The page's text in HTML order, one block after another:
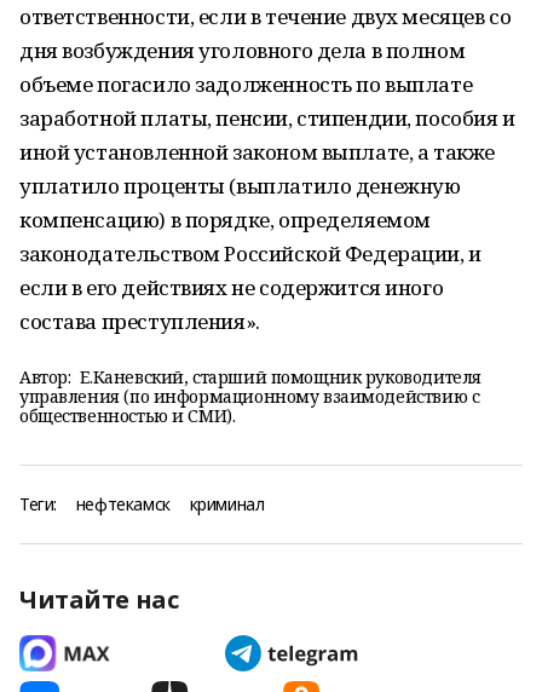
ответственности, если в течение двух месяцев со
дня возбуждения уголовного дела в полном
объеме погасило задолженность по выплате
заработной платы, пенсии, стипендии, пособия и
иной установленной законом выплате, а также
уплатило проценты (выплатило денежную
компенсацию) в порядке, определяемом
законодательством Российской Федерации, и
если в его действиях не содержится иного
состава преступления».
Автор: Е.Каневский, старший помощник руководителя
управления (по информационному взаимодействию с
общественностью и СМИ).
Теги: нефтекамск криминал
Читайте нас